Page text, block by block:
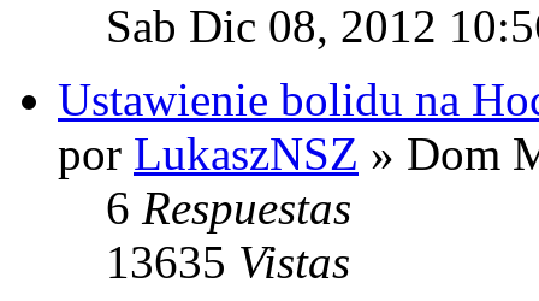
Sab Dic 08, 2012
Ustawienie bolidu na
por LukaszNSZ » Dom
6 Respuestas
13635 Vistas